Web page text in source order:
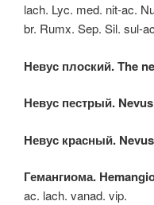
lach. Lyc. med. nit-ac.
br. Rumx. Sep. Sil. sul-
Невус плоский. The
Невус пестрый.
Невус красный.
Гемангиома.
ac. lach. vanad. vip.